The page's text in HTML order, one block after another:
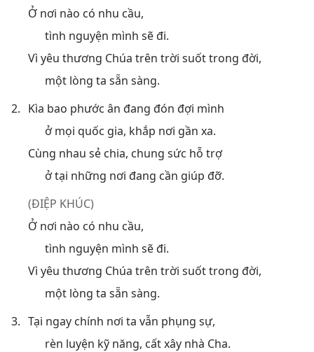
Ở nơi nào có nhu cầu,
tình nguyện mình sẽ đi.
Vì yêu thương Chúa trên trời suốt trong đời,
một lòng ta sẵn sàng.
2. Kìa bao phước ân đang đón đợi mình
ở mọi quốc gia, khắp nơi gần xa.
Cùng nhau sẻ chia, chung sức hỗ trợ
ở tại những nơi đang cần giúp đỡ.
(ĐIỆP KHÚC)
Ở nơi nào có nhu cầu,
tình nguyện mình sẽ đi.
Vì yêu thương Chúa trên trời suốt trong đời,
một lòng ta sẵn sàng.
3. Tại ngay chính nơi ta vẫn phụng sự,
rèn luyện kỹ năng, cất xây nhà Cha.